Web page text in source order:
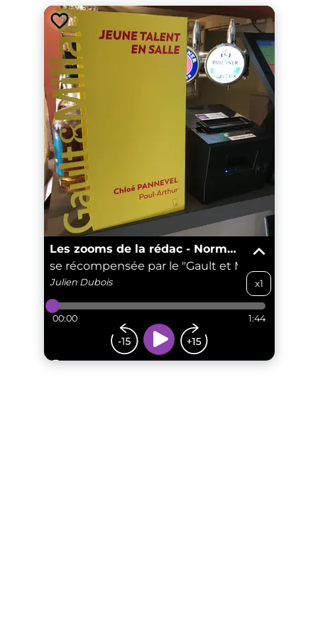
Les zooms de la rédac - Normandie
récompensée par le "Gault et Millau"
Julien Dubois x1
00:00 1:44
...